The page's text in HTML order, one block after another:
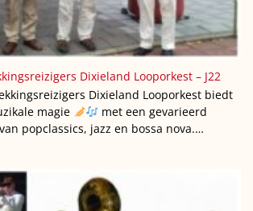
Dixieland Looporkest – J22
Dixieland Looporkest biedt
magie
met een gevarieerd
popclassics, jazz en bossa nova.…